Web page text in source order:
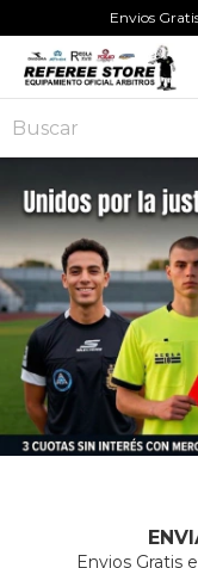
Envios
Envios Gratis